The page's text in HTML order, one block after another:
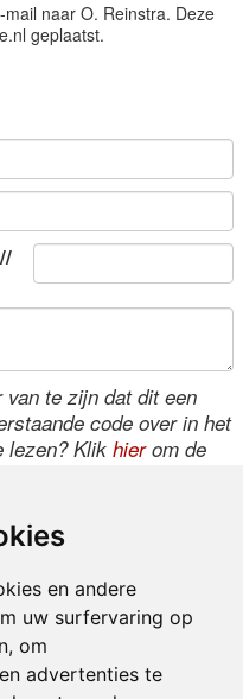
en andere
uw surfervaring op
om
advertenties te
naar O. Reinstra. Deze
geplaatst.
te zijn dat dit een
code over in het
lezen? Klik hierom de